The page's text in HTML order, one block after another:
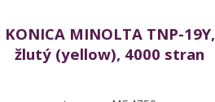
KONICA MINOLTA TNP-19Y,
žlutý (yellow), 4000 stran